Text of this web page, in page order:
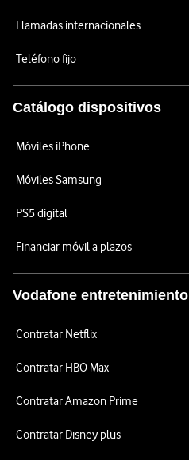
Llamadas internacionales
Teléfono fijo
Catálogo dispositivos
Móviles iPhone
Móviles Samsung
PS5 digital
Financiar móvil a plazos
Vodafone entretenimiento
Contratar Netflix
Contratar HBO Max
Contratar Amazon Prime
Contratar Disney plus